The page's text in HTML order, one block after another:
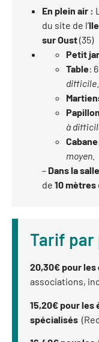
En plein air :
du site de l’
sur Oust(35)
Petit
Table:
difficile
à
Cabane
moyen.
– Dans la salle
de 10 mètres
Tarif
20,30€ pour les
associations,
15,20€ pour
spécialisés